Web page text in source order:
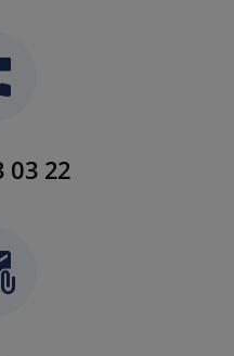
03 22